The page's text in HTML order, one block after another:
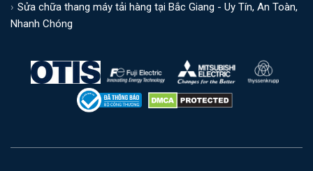
Sửa chữa thang máy tải hàng tại Bắc Giang - Uy Tín, An Toàn,
Nhanh Chóng